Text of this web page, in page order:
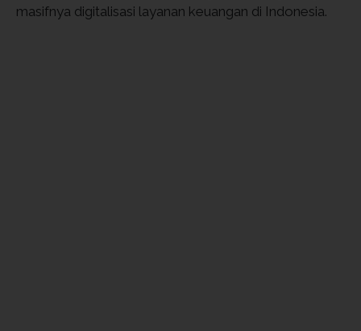
masifnya digitalisasi layanan keuangan di Indonesia.